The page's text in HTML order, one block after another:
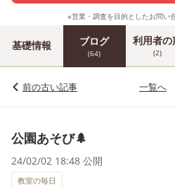
※営業・調査を目的としたお問い
基礎情報 ブログ
(64)
利用者の
(2)
前の古い記事 一覧へ
公園あそび🌲
24/02/02 18:48 公開
教室の毎日